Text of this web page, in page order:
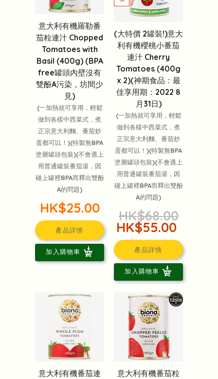
意大利有機羅勒番
茄粒連汁 Chopped
Tomatoes with
Basil (400g) (BPA
free罐頭內壁沒有
雙酚A污染，坊間少
見)
(一加熱就可享用，輕鬆
做到各樣中西菜式，煮
正宗意大利麵、番茄炒
蛋都可以！)(特製無BPA
塗層罐頭包裝)(不會遇上
用普通罐裝番茄湯，因
碰上罐裡BPA而釋出雙酚
A的問題)
HK$25.00
產品詳情
加入購物車
(大特價 2罐裝!)意大
利有機櫻桃小番茄
連汁 Cherry
Tomatoes (400g
x 2)(神期食品：最
佳享用期：2022 8
月31日)
(一加熱就可享用，輕鬆
做到各樣中西菜式，煮
正宗意大利麵、番茄炒
蛋都可以！)(特製無BPA
塗層罐頭包裝)(不會遇上
用普通罐裝番茄湯，因
碰上罐裡BPA而釋出雙酚
A的問題)
HK$68.00
HK$55.00
產品詳情
加入購物車
意大利有機番茄連
意大利有機番茄粒